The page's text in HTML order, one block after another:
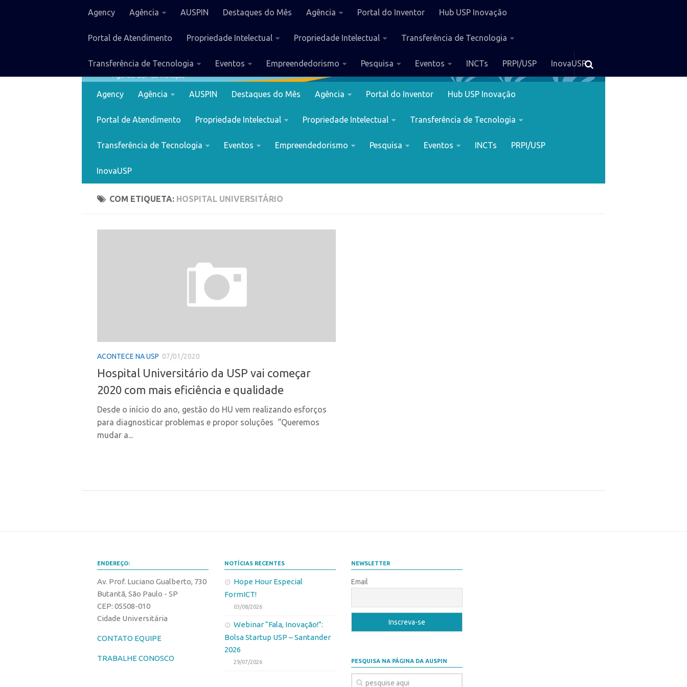
Agency Agência AUSPIN Destaques do Mês Agência Portal do Inventor Hub USP Inovação
Portal de Atendimento Propriedade Intelectual Propriedade Intelectual Transferência de Tecnologia
Transferência de Tecnologia Eventos Empreendedorismo Pesquisa Eventos INCTs PRPI/USP InovaUSP
Agency Agência AUSPIN Destaques do Mês Agência Portal do Inventor Hub USP Inovação
Portal de Atendimento Propriedade Intelectual Propriedade Intelectual Transferência de Tecnologia
Transferência de Tecnologia Eventos Empreendedorismo Pesquisa Eventos INCTs PRPI/USP
InovaUSP
COM ETIQUETA: HOSPITAL UNIVERSITÁRIO
ACONTECE NA USP 07/01/2020
Hospital Universitário da USP vai começar
2020 com mais eficiência e qualidade
Desde o início do ano, gestão do HU vem realizando esforços
para diagnosticar problemas e propor soluções “Queremos
mudar a...
ENDEREÇO:
Av. Prof. Luciano Gualberto, 730
Butantã, São Paulo - SP
CEP: 05508-010
Cidade Universitária
CONTATO EQUIPE
TRABALHE CONOSCO
NOTÍCIAS RECENTES
Hope Hour Especial
FormICT!
03/08/2026
Webinar “Fala, Inovação!”:
Bolsa Startup USP – Santander
2026
29/07/2026
NEWSLETTER
Email
PESQUISA NA PÁGINA DA AUSPIN